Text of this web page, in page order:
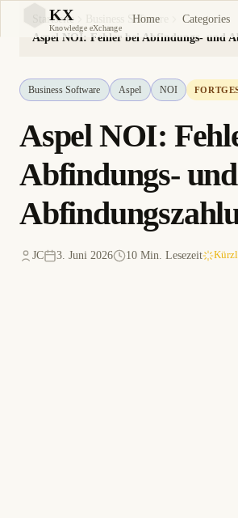
KX
Knowledge eXchange
Home Categories
Startseite
Business Software
Business Software Aspel NOI
Aspel NOI:
Abfindungs- und
JC 3. Juni 2026 10 Min. Lesezeit